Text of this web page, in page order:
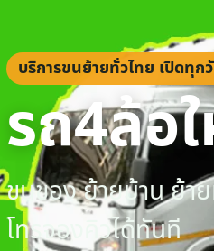
บริการขนย้ายทั่วไทย เปิดทุก
รถ4ล้อ
ขนของ ย้ายบ้าน ย้า
โทรจองคิวได้ทันที